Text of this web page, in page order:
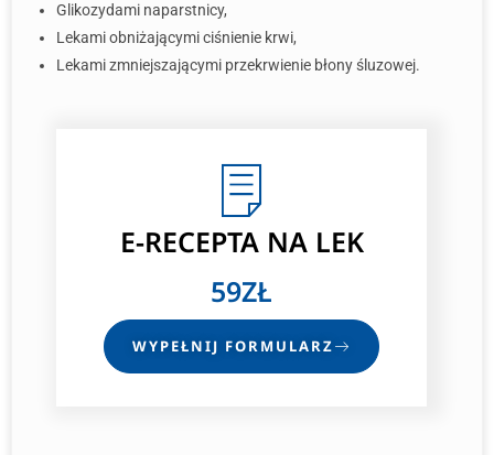
Glikozydami naparstnicy,
Lekami obniżającymi ciśnienie krwi,
Lekami zmniejszającymi przekrwienie błony śluzowej.
E-RECEPTA NA LEK
59ZŁ
WYPEŁNIJ FORMULARZ